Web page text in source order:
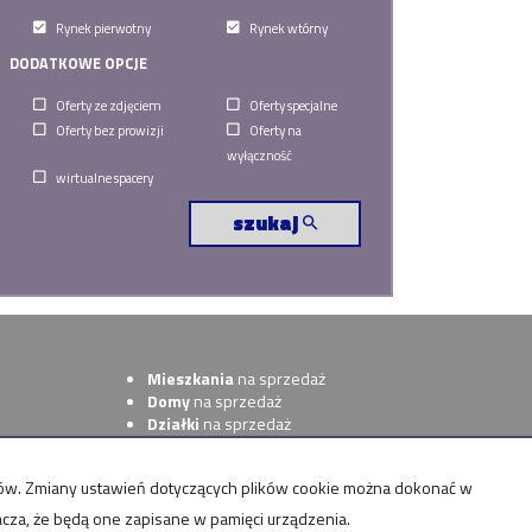
Rynek pierwotny Rynek wtórny
DODATKOWE OPCJE
Oferty ze zdjęciem
Oferty specjalne
Oferty bez prowizji
Oferty na
wyłączność
wirtualne spacery
szukaj
Mieszkaniana sprzedaż
Domyna sprzedaż
Działki na sprzedaż
Lokalena sprzedaż
Obiektyna sprzedaż
Zmiany ustawień dotyczących plików cookie można dokonać w
że będą one zapisane w pamięci urządzenia.